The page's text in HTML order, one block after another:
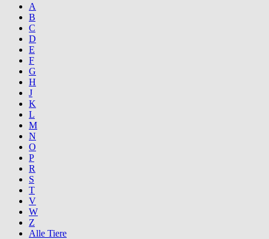
A
B
C
D
E
F
G
H
J
K
L
M
N
O
P
R
S
T
V
W
Z
Alle Tiere